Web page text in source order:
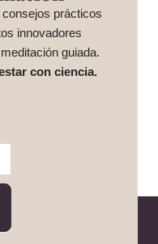
prácticos
innovadores
guiada.
con ciencia.